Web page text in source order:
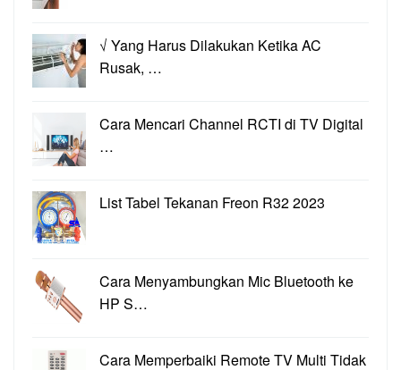
√ Yang Harus Dilakukan Ketika AC
Rusak, …
Cara Mencari Channel RCTI di TV Digital
…
List Tabel Tekanan Freon R32 2023
Cara Menyambungkan Mic Bluetooth ke
HP S…
Cara Memperbaiki Remote TV Multi Tidak